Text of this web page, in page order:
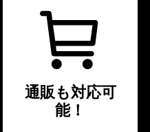
通販も対応可
能！